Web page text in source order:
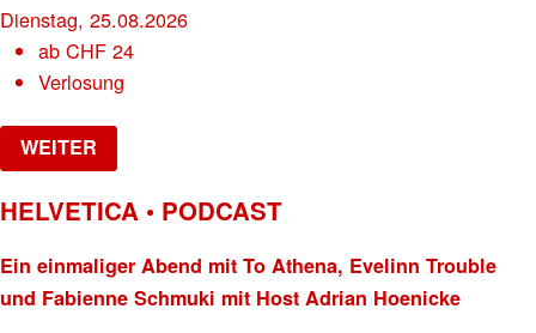
Dienstag, 25.08.2026
abCHF 24
Verlosung
WEITER
HELVETICA • PODCAST
Ein einmaliger Abend mit To Athena, Evelinn Trouble
und Fabienne Schmuki mit Host Adrian Hoenicke